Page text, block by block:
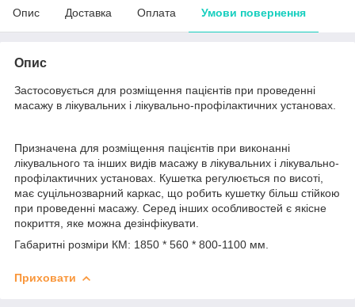
Опис Доставка Оплата Умови повернення
Опис
Застосовується для розміщення пацієнтів при проведенні
масажу в лікувальних і лікувально-профілактичних установах.
Призначена для розміщення пацієнтів при виконанні
лікувального та інших видів масажу в лікувальних і лікувально-
профілактичних установах. Кушетка регулюється по висоті,
має суцільнозварний каркас, що робить кушетку більш стійкою
при проведенні масажу. Серед інших особливостей є якісне
покриття, яке можна дезінфікувати.
Габаритні розміри КМ: 1850 * 560 * 800-1100 мм.
Приховати